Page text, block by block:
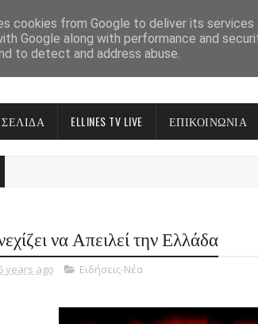
ELLINES TV LIVE ΕΠΙΚΟΙΝΩΝΙΑ
να Απειλεί την Ελλάδα
years ago Ειδήσεις-Νέα
cookies from Google to deliver its
Google along with performance and
to detect and address abuse.